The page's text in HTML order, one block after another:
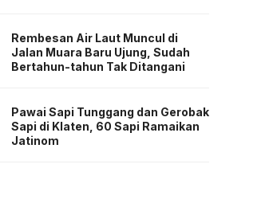
Rembesan Air Laut Muncul di
Jalan Muara Baru Ujung, Sudah
Bertahun-tahun Tak Ditangani
Pawai Sapi Tunggang dan Gerobak
Sapi di Klaten, 60 Sapi Ramaikan
Jatinom